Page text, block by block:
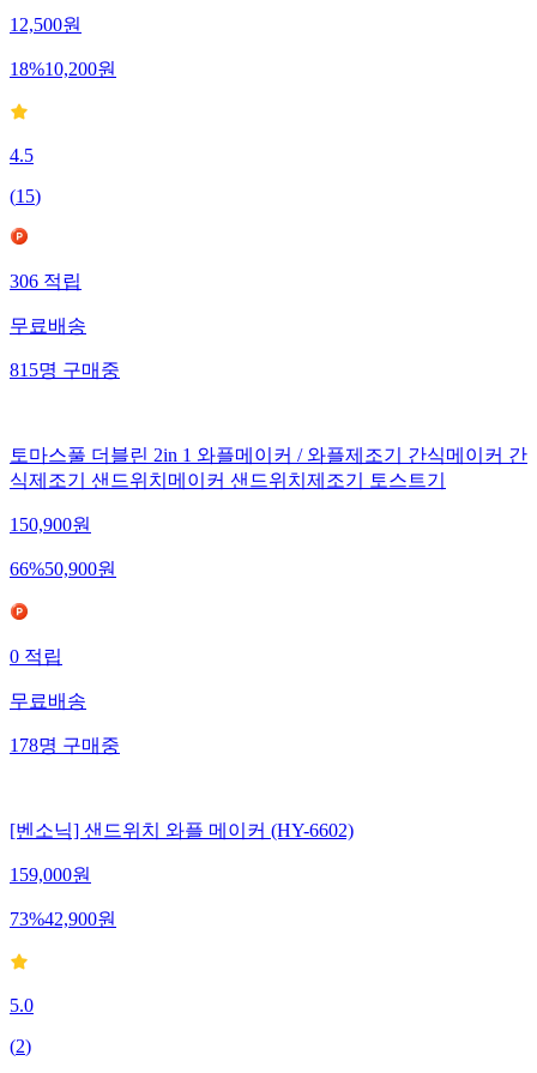
12,500원
18%10,200원
4.5
(15)
306 적립
무료배송
815명 구매중
토마스풀 더블린 2in 1 와플메이커 / 와플제조기 간식메이커 간
식제조기 샌드위치메이커 샌드위치제조기 토스트기
150,900원
66%50,900원
0적립
무료배송
178명구매중
[벤소닉] 샌드위치 와플 메이커 (HY-6602)
159,000원
73%42,900원
5.0
(2)